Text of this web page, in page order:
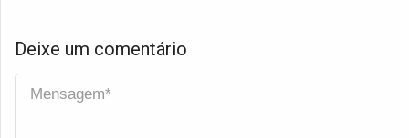
Deixe um comentário